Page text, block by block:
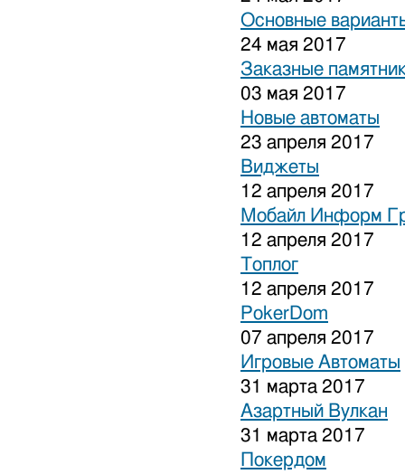
Основные
24 мая 2017
Заказные
03 мая 2017
Новые автоматы
23 апреля 2017
Виджеты
12 апреля 2017
Мобайл Информ
12 апреля 2017
Топлог
12 апреля 2017
PokerDom
07 апреля 2017
Игровые Автоматы
31 марта 2017
Азартный Вулкан
31 марта 2017
Покердом